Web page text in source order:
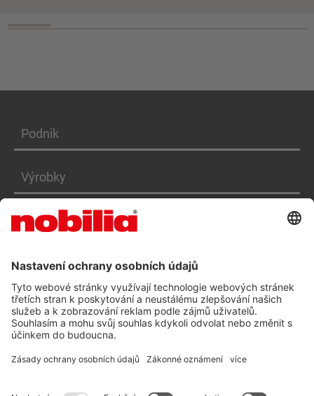
Podnik
Výrobky
Služby
PROHLÁŠENÍ O PŘÍSTUPNOSTI CZ
VOP
OCHRANA OSOBNÍCH ÚDAJŮ